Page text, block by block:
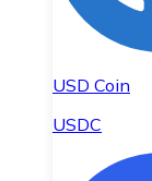
USD Coin
USDC